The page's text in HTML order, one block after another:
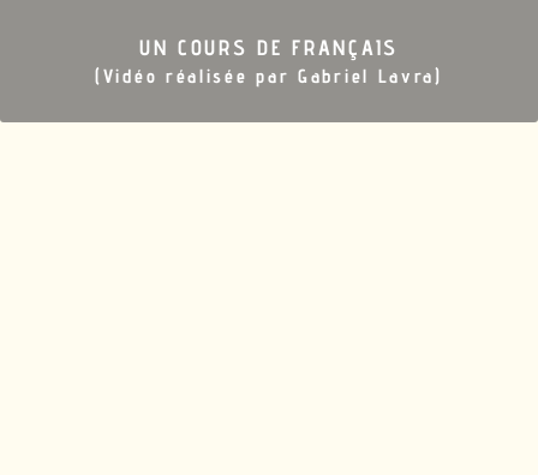
UN COURS DEFRANÇAIS
(Vidéo réalisée par Gabriel Lavra)